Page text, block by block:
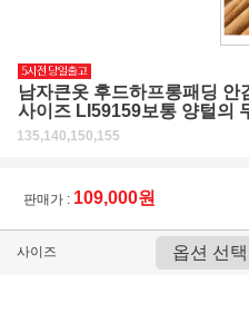
남자큰옷 후드하프롱패딩 안
사이즈 LI59159보통 양털의
135,140,150,155
판매가 : 109,000원
사이즈